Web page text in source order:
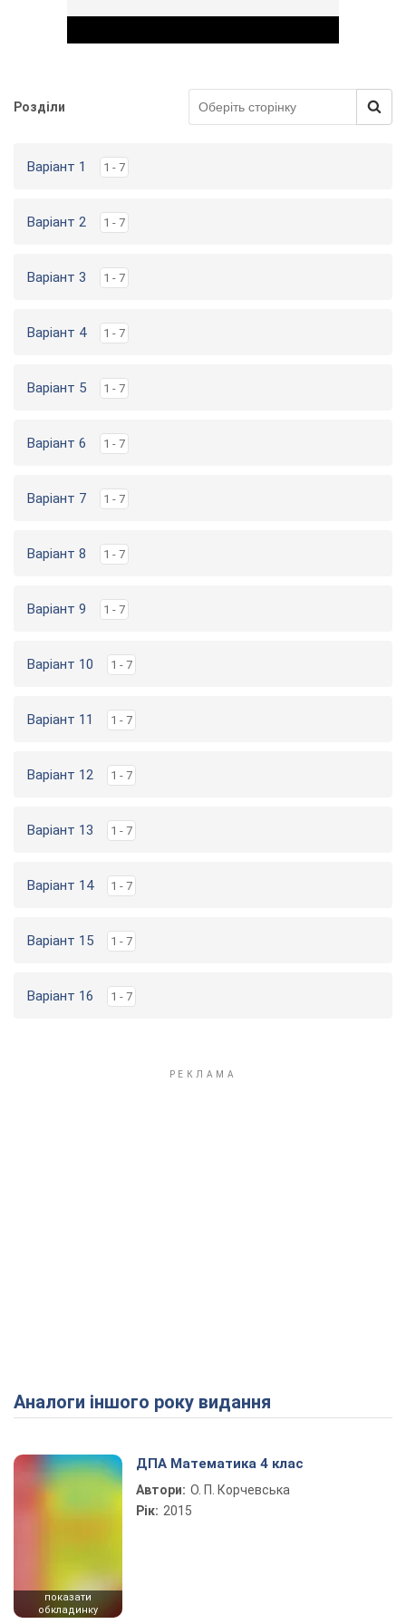
Розділи
Варіант 1 1 - 7
Варіант 2 1 - 7
Варіант 3 1 - 7
Варіант 4 1 - 7
Варіант 5 1 - 7
Варіант 6 1 - 7
Варіант 7 1 - 7
Варіант 8 1 - 7
Варіант 9 1 - 7
Варіант 10 1 - 7
Варіант 11 1 - 7
Варіант 12 1 - 7
Варіант 13 1 - 7
Варіант 14 1 - 7
Варіант 15 1 - 7
Варіант 16 1 - 7
Аналоги іншого року видання
показати
обкладинку
ДПА Математика 4 клас
Автори: О. П. Корчевська
Рік: 2015